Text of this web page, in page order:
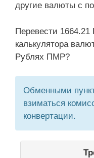
другие валюты с
Перевести
калькулятора
Рублях ПМР?
Обменными
взиматься
конвертации.